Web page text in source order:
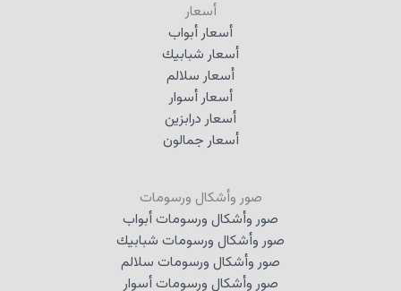
أسعار
أسعار أبواب
أسعار شبابيك
أسعار سلالم
أسعار أسوار
أسعار درابزين
أسعار جمالون
صور وأشكال ورسومات
صور وأشكال ورسومات أبواب
صور وأشكال ورسومات شبابيك
صور وأشكال ورسومات سلالم
صور وأشكال ورسومات أسوار